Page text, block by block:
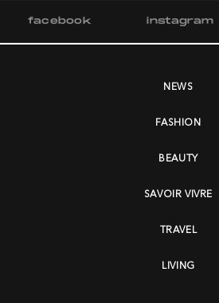
facebook instagram
NEWS
FASHION
BEAUTY
SAVOIR VIVRE
TRAVEL
LIVING